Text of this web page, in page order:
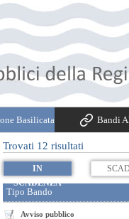
Basilicata Bandi
Trovati 12 risultati
IN
SCADENZA
Avviso pubblico